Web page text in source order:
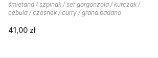
śmietana / szpinak / ser gorgonzola / kurczak /
cebula / czosnek / curry / grana padano
41,00 zł